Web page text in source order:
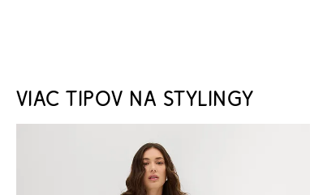
VIAC TIPOV NA STYLINGY